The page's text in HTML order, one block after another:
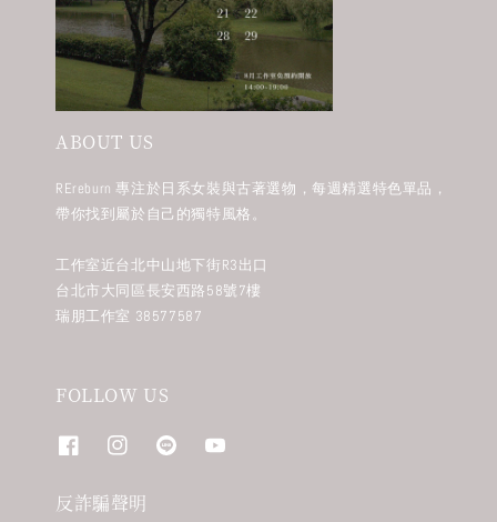
ABOUT US
REreburn 專注於日系女裝與古著選物，每週精選特色單品，
帶你找到屬於自己的獨特風格。
工作室近台北中山地下街R3出口
台北市大同區長安西路58號7樓
瑞朋工作室 38577587
FOLLOW US
反詐騙聲明